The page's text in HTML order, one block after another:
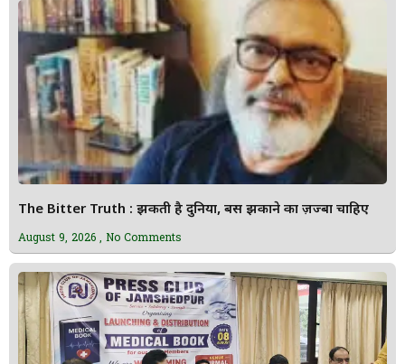
The Bitter Truth : झुकती है दुनिया, बस झुकाने का ज़ज्बा चाहिए
August 9, 2026 No Comments